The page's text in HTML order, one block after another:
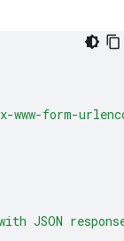
form-
JSON